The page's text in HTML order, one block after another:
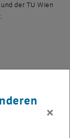
der TU Wien
×